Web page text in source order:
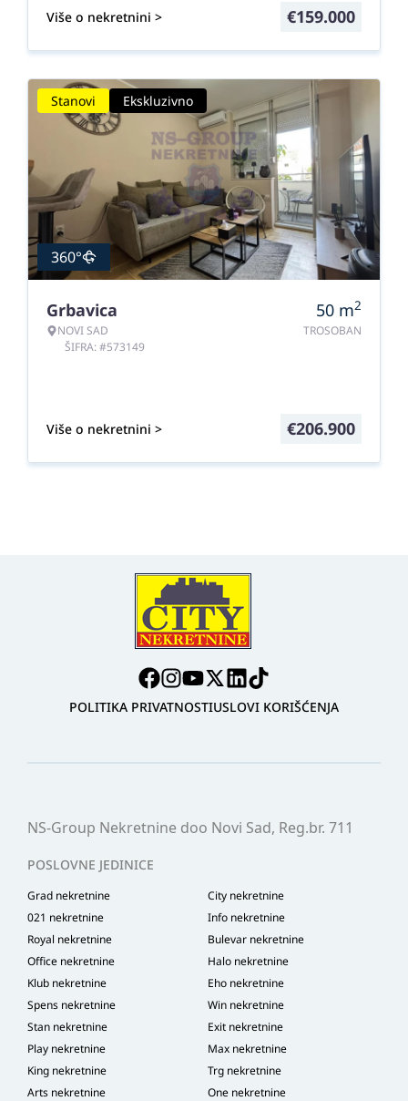
Više o nekretnini > €159.000
Stanovi Ekskluzivno
360°
Grbavica
NOVI SAD
ŠIFRA: #573149
50 m2
TROSOBAN
Više o nekretnini > €206.900
POLITIKA PRIVATNOSTIUSLOVI KORIŠĆENJA
NS-Group Nekretnine doo Novi Sad, Reg.br. 711
POSLOVNE JEDINICE
Grad nekretnine
City nekretnine
021 nekretnine
Info nekretnine
Royal nekretnine
Bulevar nekretnine
Office nekretnine
Halo nekretnine
Klub nekretnine
Eho nekretnine
Spens nekretnine
Win nekretnine
Stan nekretnine
Exit nekretnine
Play nekretnine
Max nekretnine
King nekretnine
Trg nekretnine
Arts nekretnine
One nekretnine